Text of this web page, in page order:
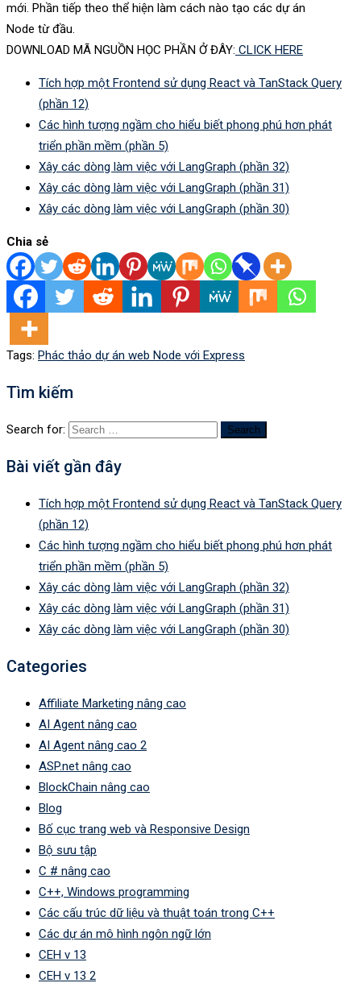
mới. Phần tiếp theo thể hiện làm cách nào tạo các dự án
Node từ đầu.
DOWNLOAD MÃ NGUỒN HỌC PHẦN Ở ĐÂY: CLICK HERE
Tích hợp một Frontend sử dụng React và TanStack Query
(phần 12)
Các hình tượng ngầm cho hiểu biết phong phú hơn phát
triển phần mềm (phần 5)
Xây các dòng làm việc với LangGraph (phần 32)
Xây các dòng làm việc với LangGraph (phần 31)
Xây các dòng làm việc với LangGraph (phần 30)
Chia sẻ
Tags: Phác thảo dự án web Node với Express
Tìm kiếm
Search for:
Bài viết gần đây
Tích hợp một Frontend sử dụng React và TanStack Query
(phần 12)
Các hình tượng ngầm cho hiểu biết phong phú hơn phát
triển phần mềm (phần 5)
Xây các dòng làm việc với LangGraph (phần 32)
Xây các dòng làm việc với LangGraph (phần 31)
Xây các dòng làm việc với LangGraph (phần 30)
Categories
Affiliate Marketing nâng cao
AI Agent nâng cao
AI Agent nâng cao 2
ASP.net nâng cao
BlockChain nâng cao
Blog
Bố cục trang web và Responsive Design
Bộ sưu tập
C # nâng cao
C++, Windows programming
Các cấu trúc dữ liệu và thuật toán trong C++
Các dự án mô hình ngôn ngữ lớn
CEH v 13
CEH v 13 2